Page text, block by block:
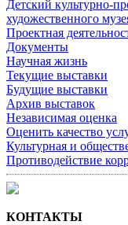
Детский культурно-
художественного
Проектная
Документы
Научная жизнь
Текущие выставки
Будущие выставки
Архив выставок
Независимая оценка
Оценить качество
Культурная и
Противодействие
КОНТАКТЫ